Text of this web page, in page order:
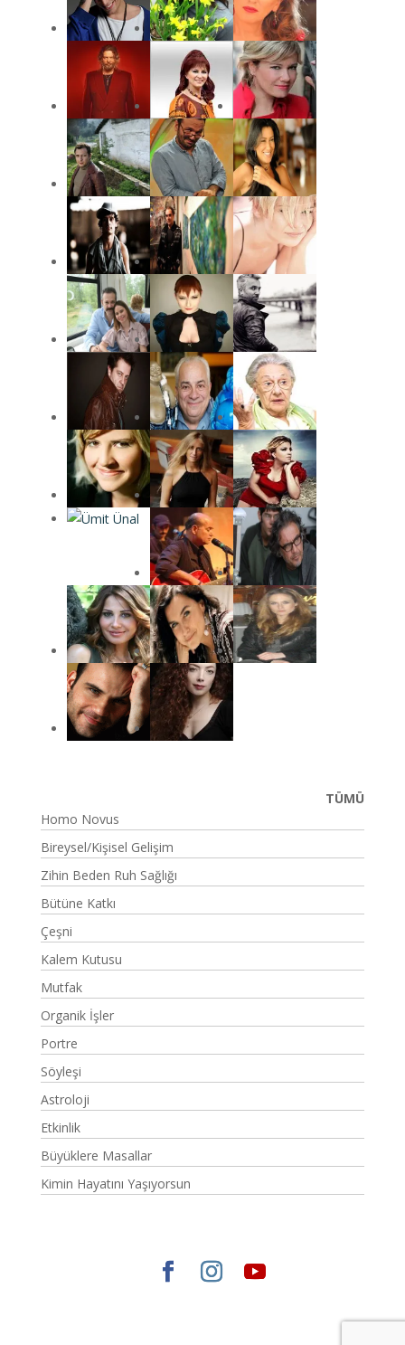
TÜMÜ
Homo Novus
Bireysel/Kişisel Gelişim
Zihin Beden Ruh Sağlığı
Bütüne Katkı
Çeşni
Kalem Kutusu
Mutfak
Organik İşler
Portre
Söyleşi
Astroloji
Etkinlik
Büyüklere Masallar
Kimin Hayatını Yaşıyorsun